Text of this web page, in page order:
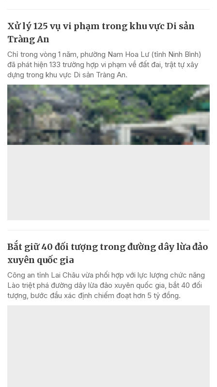
Xử lý 125 vụ vi phạm trong khu vực Di sản
Tràng An
Chỉ trong vòng 1 năm, phường Nam Hoa Lư (tỉnh Ninh Bình)
đã phát hiện 133 trường hợp vi phạm về đất đai, trật tự xây
dựng trong khu vực Di sản Tràng An.
Bắt giữ 40 đối tượng trong đường dây lừa đảo
xuyên quốc gia
Công an tỉnh Lai Châu vừa phối hợp với lực lượng chức năng
Lào triệt phá đường dây lừa đảo xuyên quốc gia, bắt 40 đối
tượng, bước đầu xác định chiếm đoạt hơn 5 tỷ đồng.